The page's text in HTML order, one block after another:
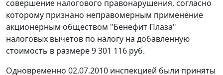
совершение налогового правонарушения, согласно
которому признано неправомерным применение
акционерным обществом "Бенефит Плаза"
налоговых вычетов по налогу на добавленную
стоимость в размере 9 301 116 руб.
Одновременно 02.07.2010 инспекцией были приняты